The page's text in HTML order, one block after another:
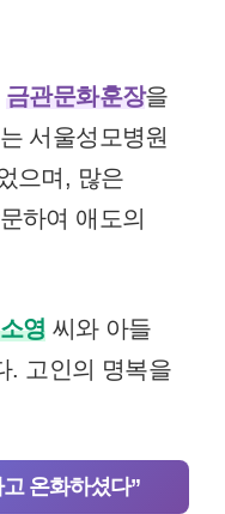
금관문화훈장을
서울성모병원
으며, 많은
하여 애도의
영 씨와 아들
. 고인의 명복을
온화하셨다”